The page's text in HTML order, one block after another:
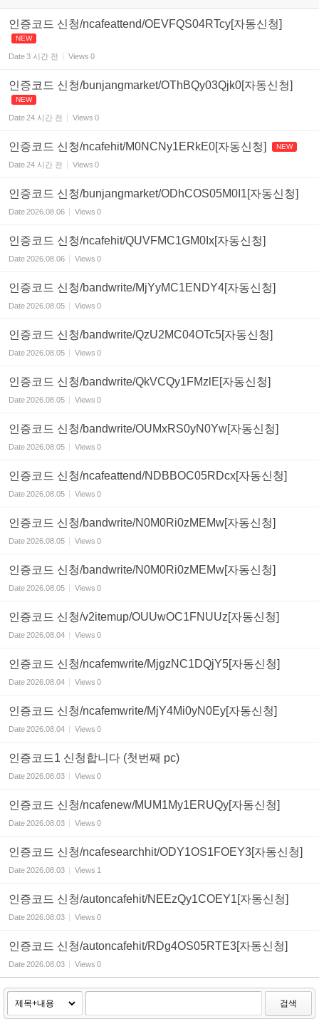
인증코드 신청/ncafeattend/OEVFQS04RTcy[자동신청]
NEW
Date3 시간 전 Views 0
인증코드 신청/bunjangmarket/OThBQy03Qjk0[자동신청]
NEW
Date24 시간 전 Views 0
인증코드 신청/ncafehit/M0NCNy1ERkE0[자동신청] NEW
Date24 시간 전 Views 0
인증코드 신청/bunjangmarket/ODhCOS05M0I1[자동신청]
Date2026.08.06 Views 0
인증코드 신청/ncafehit/QUVFMC1GM0Ix[자동신청]
Date2026.08.06 Views 0
인증코드 신청/bandwrite/MjYyMC1ENDY4[자동신청]
Date2026.08.05 Views 0
인증코드 신청/bandwrite/QzU2MC04OTc5[자동신청]
Date2026.08.05 Views 0
인증코드 신청/bandwrite/QkVCQy1FMzlE[자동신청]
Date2026.08.05 Views 0
인증코드 신청/bandwrite/OUMxRS0yN0Yw[자동신청]
Date2026.08.05 Views 0
인증코드 신청/ncafeattend/NDBBOC05RDcx[자동신청]
Date2026.08.05 Views 0
인증코드 신청/bandwrite/N0M0Ri0zMEMw[자동신청]
Date2026.08.05 Views 0
인증코드 신청/bandwrite/N0M0Ri0zMEMw[자동신청]
Date2026.08.05 Views 0
인증코드 신청/v2itemup/OUUwOC1FNUUz[자동신청]
Date2026.08.04 Views 0
인증코드 신청/ncafemwrite/MjgzNC1DQjY5[자동신청]
Date2026.08.04 Views 0
인증코드 신청/ncafemwrite/MjY4Mi0yN0Ey[자동신청]
Date2026.08.04 Views 0
인증코드1 신청합니다 (첫번째 pc)
Date2026.08.03 Views 0
인증코드 신청/ncafenew/MUM1My1ERUQy[자동신청]
Date2026.08.03 Views 0
인증코드 신청/ncafesearchhit/ODY1OS1FOEY3[자동신청]
Date2026.08.03 Views 1
인증코드 신청/autoncafehit/NEEzQy1COEY1[자동신청]
Date2026.08.03 Views 0
인증코드 신청/autoncafehit/RDg4OS05RTE3[자동신청]
Date2026.08.03 Views 0
검색